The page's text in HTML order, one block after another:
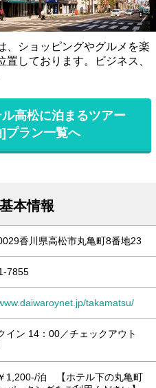
、ショッピングやグルメを楽
しております。ビジネス、
高松に泊まるツアー
プラン一覧へ
本情報
香川県高松市丸亀町8番地23
7855
takamatsu/
イン 14：00／チェックアウト
1,200-/泊 【ホテル下の丸亀町